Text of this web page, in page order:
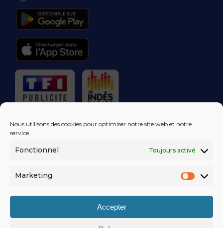
Nous utilisons des cookies pour optimiser notre site web et notre
service.
Fonctionnel Toujours activé
Marketing
Accepter
RÉGIE PUBLICITAIRE
LES EXCLUS
DANS VOTRE